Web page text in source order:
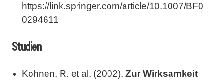
https://link.springer.com/article/10.1007/BF0
0294611
Studien
Kohnen, R. et al. (2002). Zur Wirksamkeit